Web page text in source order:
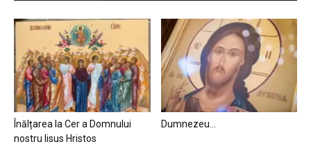
Înălțarea la Cer a Domnului
nostru Iisus Hristos
Dumnezeu…